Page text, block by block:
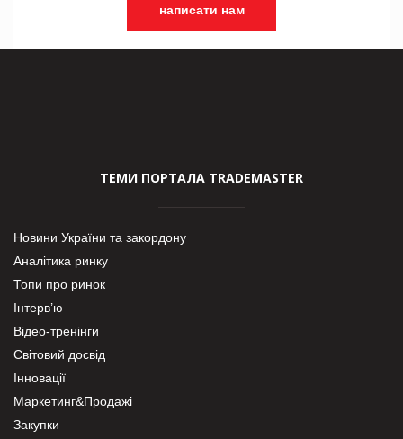
написати нам
ТЕМИ ПОРТАЛА TRADEMASTER
Новини України та закордону
Аналітика ринку
Топи про ринок
Інтерв’ю
Відео-тренінги
Світовий досвід
Інновації
Маркетинг&Продажі
Закупки